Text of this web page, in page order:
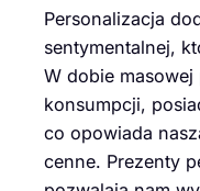
Personalizacja
sentymentalnej,
W dobie
konsumpcji,
co opowiada
cenne. Prezenty